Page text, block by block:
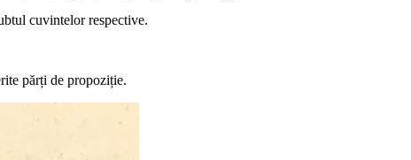
cuvintelor respective.
părți de propoziție.